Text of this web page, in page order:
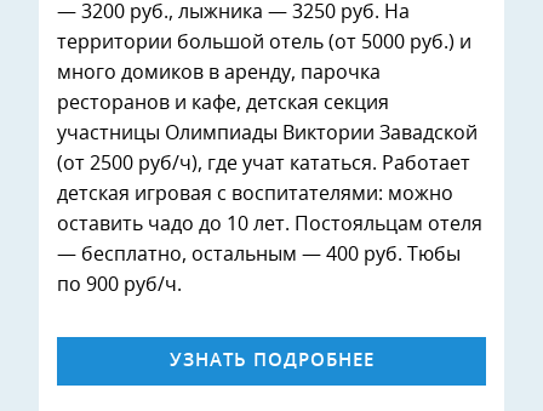
— 3200 руб., лыжника — 3250 руб. На
территории большой отель (от 5000 руб.) и
много домиков в аренду, парочка
ресторанов и кафе, детская секция
участницы Олимпиады Виктории Завадской
(от 2500 руб/ч), где учат кататься. Работает
детская игровая с воспитателями: можно
оставить чадо до 10 лет. Постояльцам отеля
— бесплатно, остальным — 400 руб. Тюбы
по 900 руб/ч.
УЗНАТЬ ПОДРОБНЕЕ